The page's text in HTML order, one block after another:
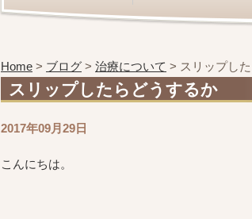
Home > ブログ > 治療について > スリップし
スリップしたらどうするか
2017年09月29日
こんにちは。